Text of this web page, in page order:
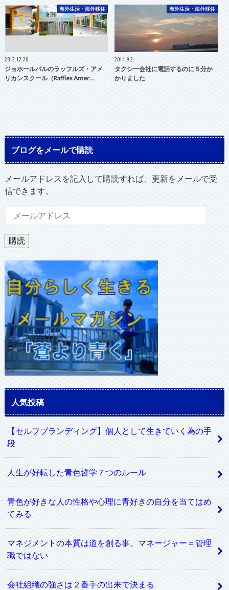
海外生活・海外移住
2012.12.20
ジョホールバルのラッフルズ・アメ
リカンスクール（Raffles Amer…
海外生活・海外移住
2014.9.2
タクシー会社に電話するのに５分か
かりました
ブログをメールで購読
メールアドレスを記入して購読すれば、更新をメールで受
信できます。
ル
ア
ド
レ
ス
購読
人気投稿
【セルフブランディング】個人として生きていく為の手
段
人生が好転した青色哲学７つのルール
青色が好きな人の性格や心理に青好きの自分を当てはめ
てみる
マネジメントの本質は道を創る事。マネージャー＝管理
職ではない
会社組織の強さは２番手の出来で決まる